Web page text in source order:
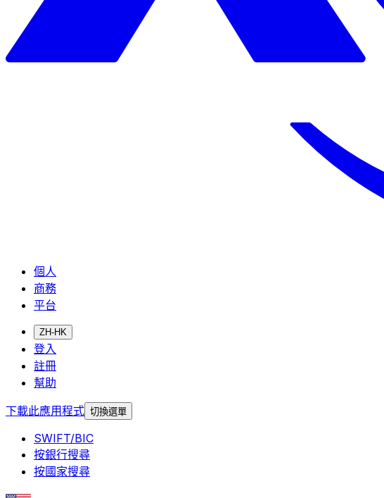
個人
商務
平台
ZH-HK
登入
註冊
幫助
下載此應用程式 切換選單
SWIFT/BIC
按銀行搜尋
按國家搜尋